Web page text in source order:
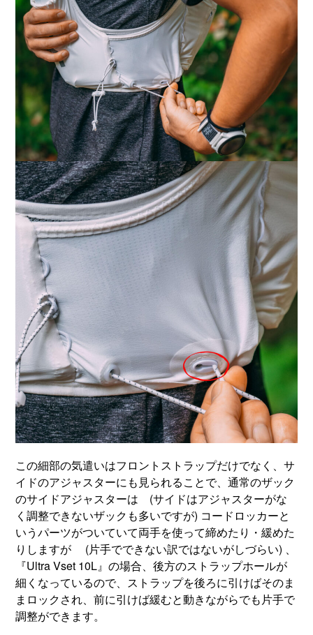
この細部の気遣いはフロントストラップだけでなく、サ
イドのアジャスターにも見られることで、通常のザック
のサイドアジャスターは (サイドはアジャスターがな
く調整できないザックも多いですが) コードロッカーと
いうパーツがついていて両手を使って締めたり・緩めた
りしますが (片手でできない訳ではないがしづらい) 、
『Ultra Vset 10L』の場合、後方のストラップホールが
細くなっているので、ストラップを後ろに引けばそのま
まロックされ、前に引けば緩むと動きながらでも片手で
調整ができます。